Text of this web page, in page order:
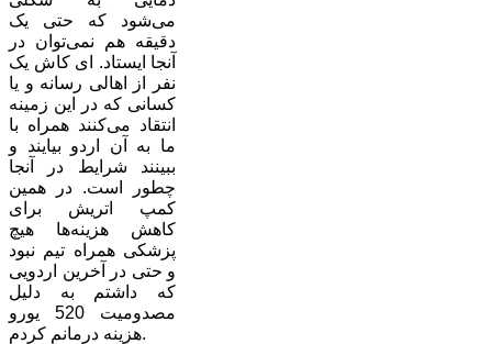
می‌شود که حتی یک
دقیقه هم ‌نمی‌توان در
آنجا ایستاد. ای کاش یک
نفر از اهالی رسانه و یا
کسانی که در این زمینه
انتقاد می‌کنند همراه با
ما به آن اردو بیایند و
ببینند شرایط در آنجا
چطور است. در همین
کمپ اتریش برای
کاهش هزینه‌ها هیچ
پزشکی همراه تیم نبود
و حتی در آخرین اردویی
که داشتم به دلیل
مصدومیت 520 یورو
هزینه درمانم کردم.